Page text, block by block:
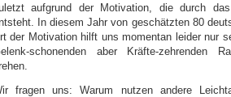
aufgrund der Motivation, die durch
In diesem Jahr von geschätzten 80
der Motivation hilft uns momentan leider nur
schonenden aber Kräfte-zehrenden
fragen uns: Warum nutzen andere